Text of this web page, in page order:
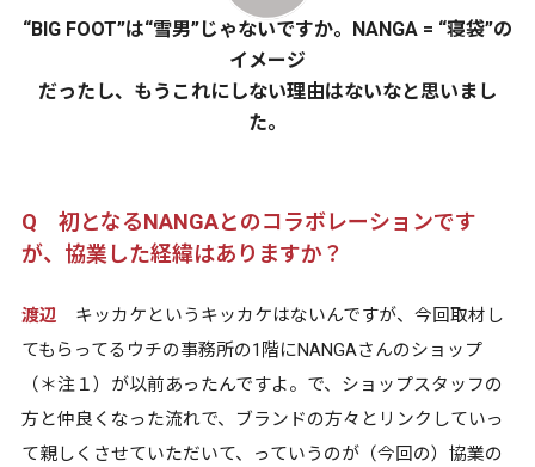
“BIG FOOT”は“雪男”じゃないですか。NANGA = “寝袋”の
イメージ
だったし、もうこれにしない理由はないなと思いまし
た。
Q 初となるNANGAとのコラボレーションです
が、協業した経緯はありますか？
渡辺 キッカケというキッカケはないんですが、今回取材し
てもらってるウチの事務所の1階にNANGAさんのショップ
（＊注１）が以前あったんですよ。で、ショップスタッフの
方と仲良くなった流れで、ブランドの方々とリンクしていっ
て親しくさせていただいて、っていうのが（今回の）協業の